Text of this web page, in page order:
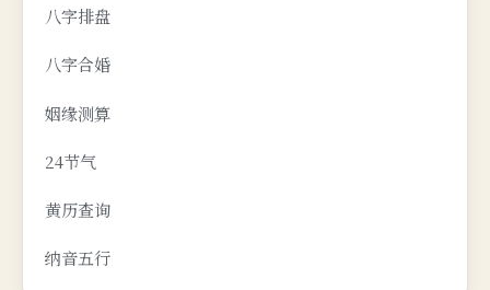
八字排盘
八字合婚
姻缘测算
24节气
黄历查询
纳音五行